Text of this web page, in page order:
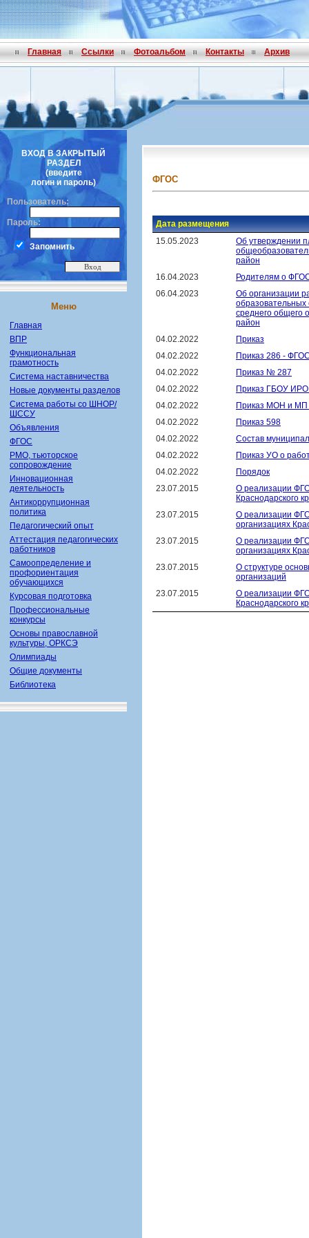
Главная Ссылки Фотоальбом Контакты Архив
ВХОД В ЗАКРЫТЫЙ
РАЗДЕЛ
(введите
логин и пароль)
Пользователь:
Пароль:
Запомнить
Меню
Главная
ВПР
Функциональная
грамотность
Система наставничества
Новые документы разделов
Система работы со ШНОР/
ШССУ
Объявления
ФГОС
РМО, тьюторское
сопровождение
Инновационная
деятельность
Антикоррупционная
политика
Педагогический опыт
Аттестация педагогических
работников
Самоопределение и
профориентация
обучающихся
Курсовая подготовка
Профессиональные
конкурсы
Основы православной
культуры, ОРКСЭ
Олимпиады
Общие документы
Библиотека
ФГОС
Дата размещения
15.05.2023
Об утверждении
район
16.04.2023
Родителям о
06.04.2023
Об организации
образовательных
среднего общего
район
04.02.2022
Приказ
04.02.2022
Приказ 286 -
04.02.2022
Приказ № 287
04.02.2022
Приказ ГБОУ ИРО
04.02.2022
Приказ МОН и МП
04.02.2022
Приказ 598
04.02.2022
Состав
04.02.2022
Приказ УО о
04.02.2022
Порядок
23.07.2015
О реализации
Краснодарского
23.07.2015
О реализации
организациях
23.07.2015
О реализации
организациях
23.07.2015
О структуре
организаций
23.07.2015
О реализации
Краснодарского